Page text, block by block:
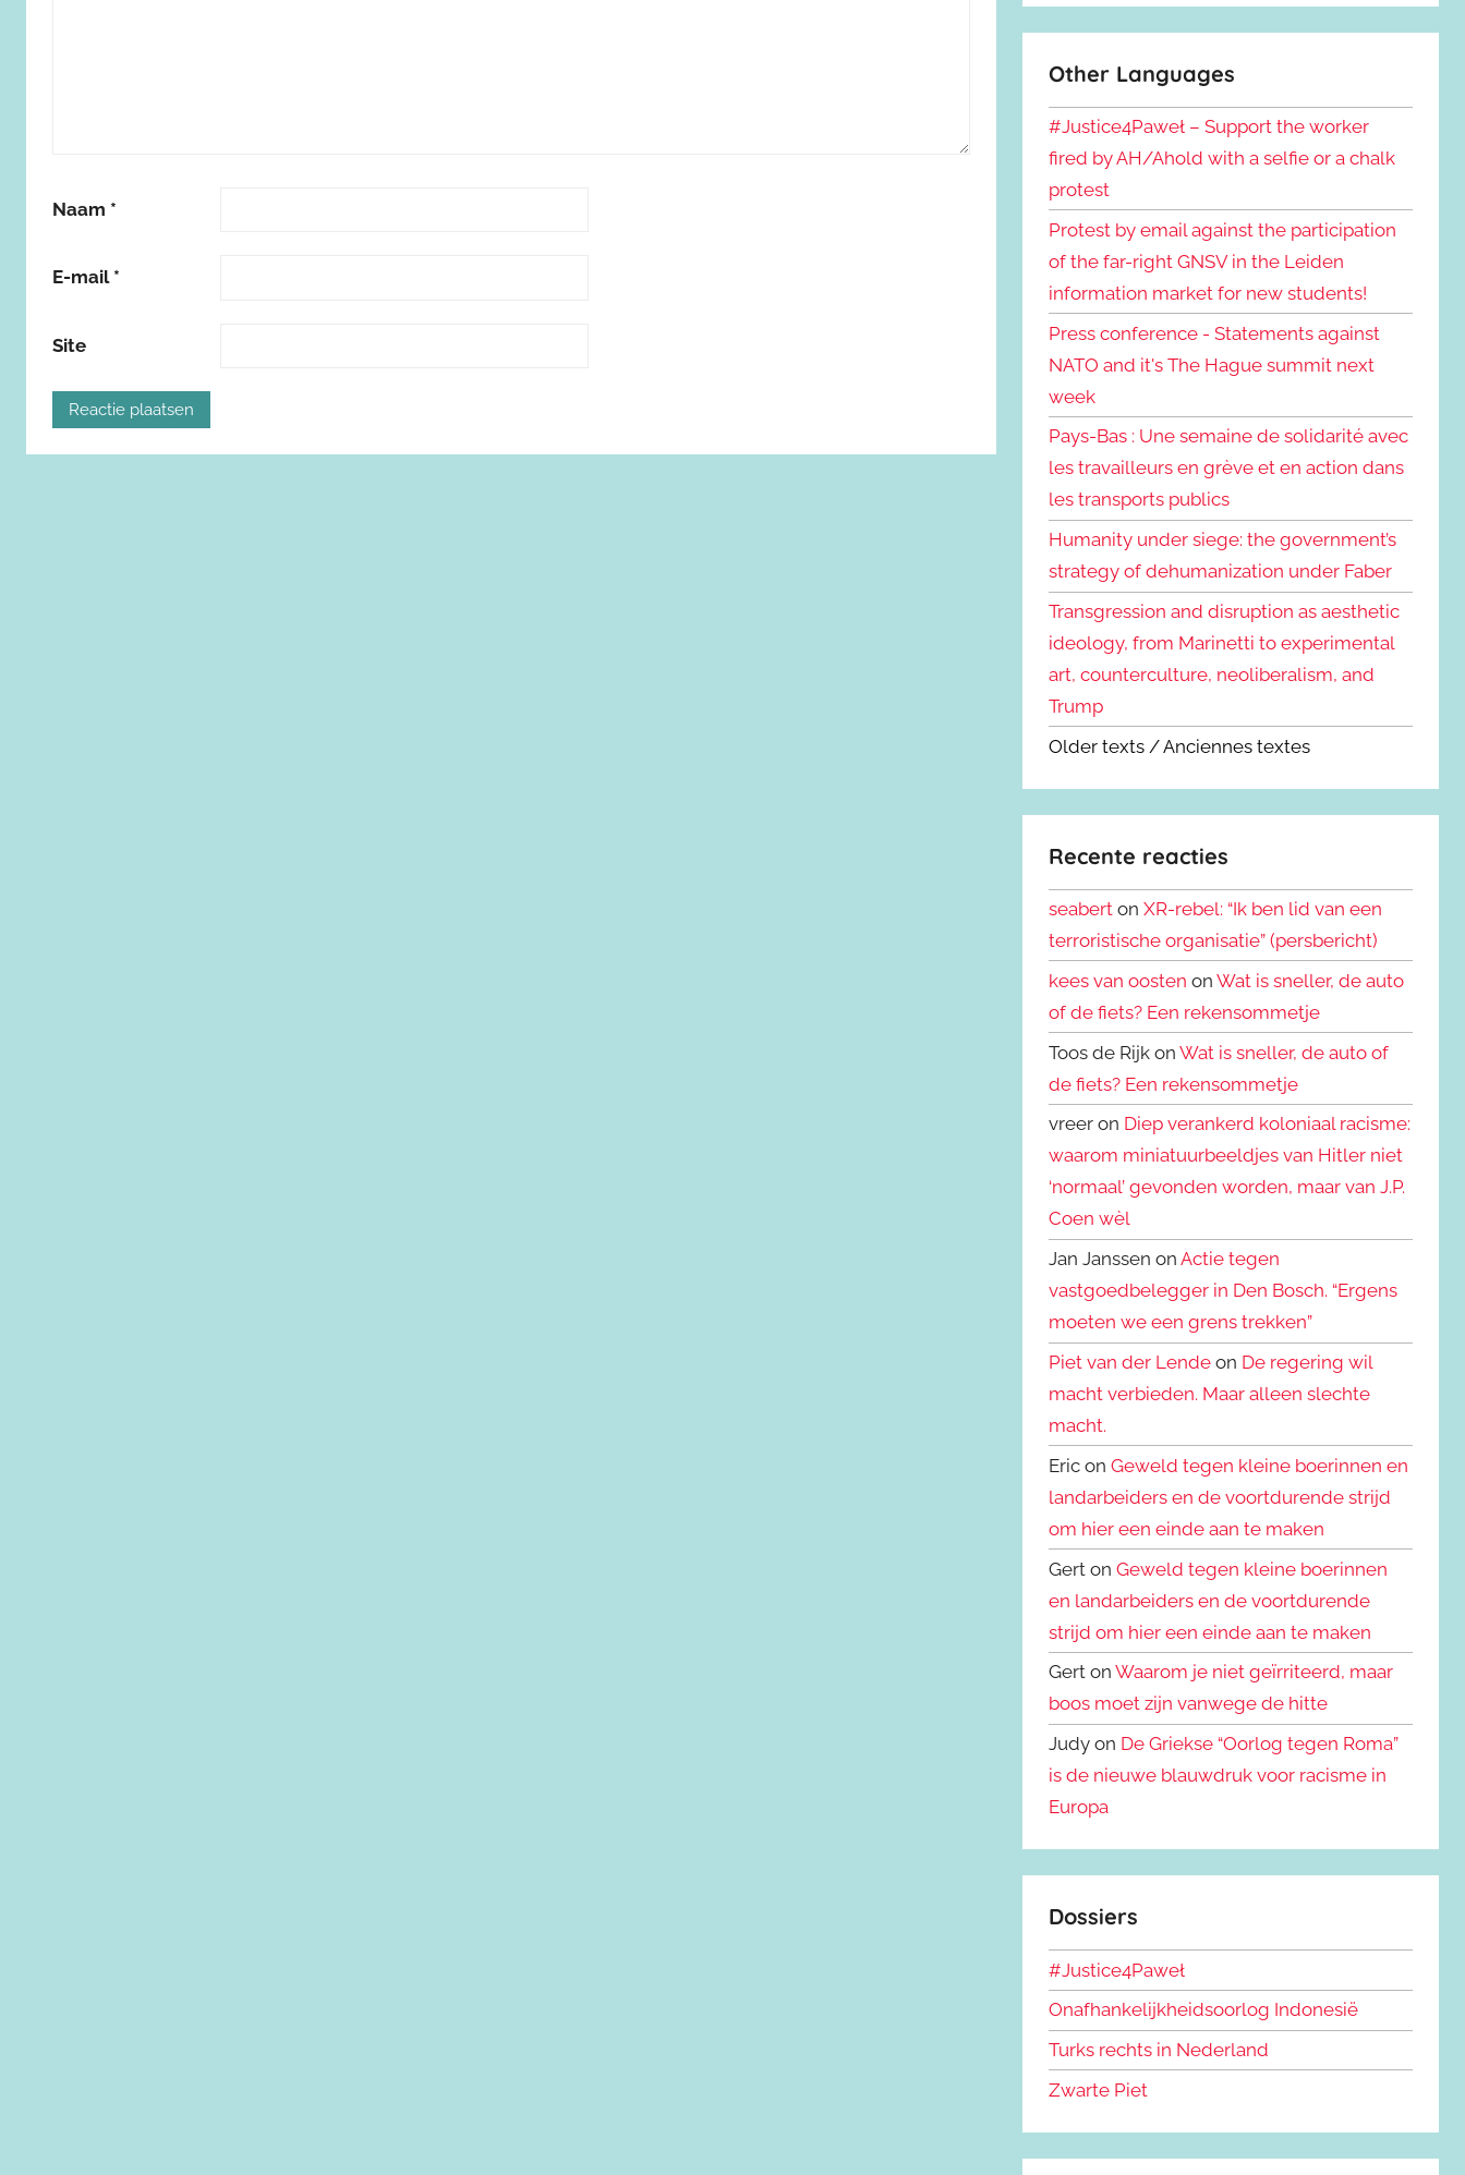
Naam *
E-mail *
Site
Other Languages
#Justice4Paweł – Support the worker
fired by AH/Ahold with a selfie or a chalk
protest
Protest by email against the participation
of the far-right GNSV in the Leiden
information market for new students!
Press conference - Statements against
NATO and it's The Hague summit next
week
Pays-Bas : Une semaine de solidarité avec
les travailleurs en grève et en action dans
les transports publics
Humanity under siege: the government’s
strategy of dehumanization under Faber
Transgression and disruption as aesthetic
ideology, from Marinetti to experimental
art, counterculture, neoliberalism, and
Trump
Older texts / Anciennes textes
Recente reacties
seabert onXR-rebel: “Ik ben lid van een
terroristische organisatie” (persbericht)
kees van oosten onWat is sneller, de auto
of de fiets? Een rekensommetje
Toos de Rijk onWat is sneller, de auto of
de fiets? Een rekensommetje
vreer on Diep verankerd koloniaal racisme:
waarom miniatuurbeeldjes van Hitler niet
‘normaal’ gevonden worden, maar van J.P.
Coen wèl
Jan Janssen onActie tegen
vastgoedbelegger in Den Bosch. “Ergens
moeten we een grens trekken”
Piet van der Lende on De regering wil
macht verbieden. Maar alleen slechte
macht.
Eric onGeweld tegen kleine boerinnen en
landarbeiders en de voortdurende strijd
om hier een einde aan te maken
Gert onGeweld tegen kleine boerinnen
en landarbeiders en de voortdurende
strijd om hier een einde aan te maken
Gert onWaarom je niet geïrriteerd, maar
boos moet zijn vanwege de hitte
Judy on De Griekse “Oorlog tegen Roma”
is de nieuwe blauwdruk voor racisme in
Europa
Dossiers
#Justice4Paweł
Onafhankelijkheidsoorlog Indonesië
Turks rechts in Nederland
Zwarte Piet